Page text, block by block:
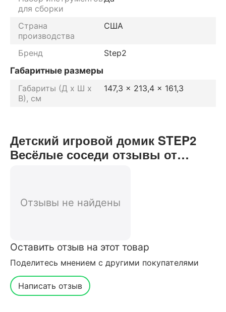
для сборки
Страна
производства
США
Бренд
Step2
Габаритные размеры
Габариты (Д х Ш х
В), см
147,3 x 213,4 x 161,3
Детский игровой домик STEP2
Весёлые соседи отзывы от
Отзывы не найдены
Оставить отзыв на этот товар
Поделитесь мнением с другими покупателями
Написать отзыв